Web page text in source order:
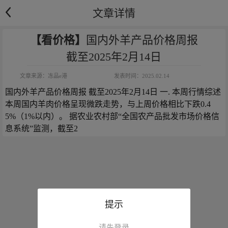
文章详情
【看价格】
国内外羊产品价格周报
截至2025年2月14日
文章来源： 冻品e港 发表时间： 2025.02.14
国内外羊产品价格周报 截至2025年2月14日 一. 本周行情综述
本周国内羊肉价格呈现微跌走势，与上周价格相比下跌0.4
5%（1%以内）。 据农业农村部“全国农产品批发市场价格信
息系统”监测，截至2
提示